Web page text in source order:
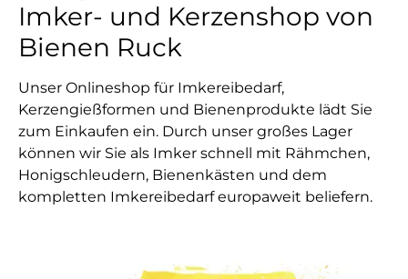
Imker- und Kerzenshop von
Bienen Ruck
Unser Onlineshop für Imkereibedarf,
Kerzengießformen und Bienenprodukte lädt Sie
zum Einkaufen ein. Durch unser großes Lager
können wir Sie als Imker schnell mit Rähmchen,
Honigschleudern, Bienenkästen und dem
kompletten Imkereibedarf europaweit beliefern.